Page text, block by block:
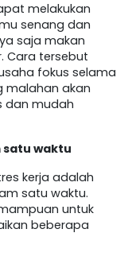
melakukan
senang dan
saja makan
Cara tersebut
fokus selama
malahan akan
dan mudah
satu waktu
kerja adalah
satu waktu.
untuk
beberapa